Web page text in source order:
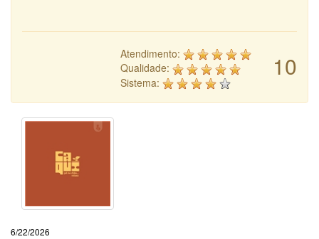
10
Atendimento:
Qualidade:
Sistema:
6/22/2026